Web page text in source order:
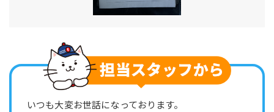
いつも大変お世話になっております。